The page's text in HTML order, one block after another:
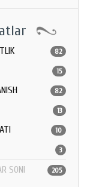
82
15
82
13
10
3
SONI 205